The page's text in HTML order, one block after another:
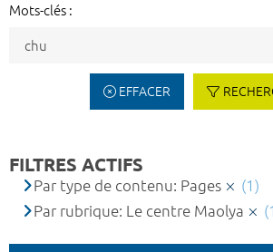
Mots-clés :
EFFACER
FILTRES ACTIFS
Par type de contenu: Pages
(1)
Par rubrique: Le centre Maolya